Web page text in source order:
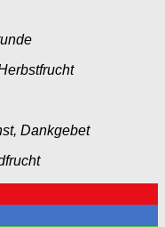
Dankgebet